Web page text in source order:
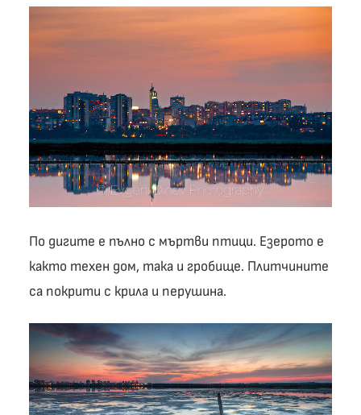
По дигите е пълно с мъртви птици. Езерото е
както техен дом, така и гробище. Плитчините
са покрити с крила и перушина.